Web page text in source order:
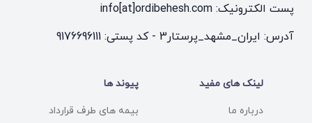
پست الکترونیک: info[at]ordibehesh.com
آدرس: ایران_مشهد_پرستار3 - کد پستی: 9176696111
لینک های مفید
درباره ما
پیوند ها
بیمه های طرف قرارداد